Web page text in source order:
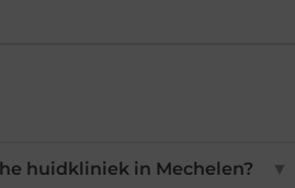
huidkliniek in Mechelen? ▼